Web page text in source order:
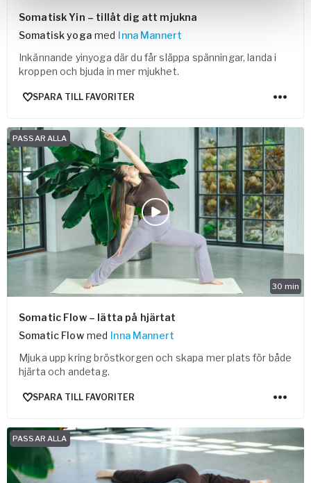
Somatisk Yin – tillåt dig att mjukna
Somatisk yoga med Inna Mannert
Inkännande yinyoga där du får släppa spänningar, landa i
kroppen och bjuda in mer mjukhet.
SPARA TILL FAVORITER
30 min
PASSAR ALLA
Somatic Flow – lätta på hjärtat
Somatic Flow med Inna Mannert
Mjuka upp kring bröstkorgen och skapa mer plats för både
hjärta och andetag.
SPARA TILL FAVORITER
PASSAR ALLA